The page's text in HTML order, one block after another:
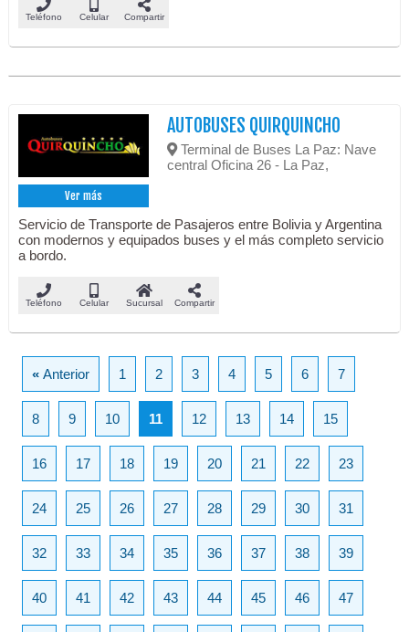
Teléfono Celular Compartir
Ver más
AUTOBUSES QUIRQUINCHO
Terminal de Buses La Paz: Nave
central Oficina 26 - La Paz,
Servicio de Transporte de Pasajeros entre Bolivia y Argentina
con modernos y equipados buses y el más completo servicio
a bordo.
Teléfono Celular Sucursal Compartir
«Anterior 1 2 3 4 5 6 7
8 9 10 11 12 13 14 15
16 17 18 19 20 21 22 23
24 25 26 27 28 29 30 31
32 33 34 35 36 37 38 39
40 41 42 43 44 45 46 47